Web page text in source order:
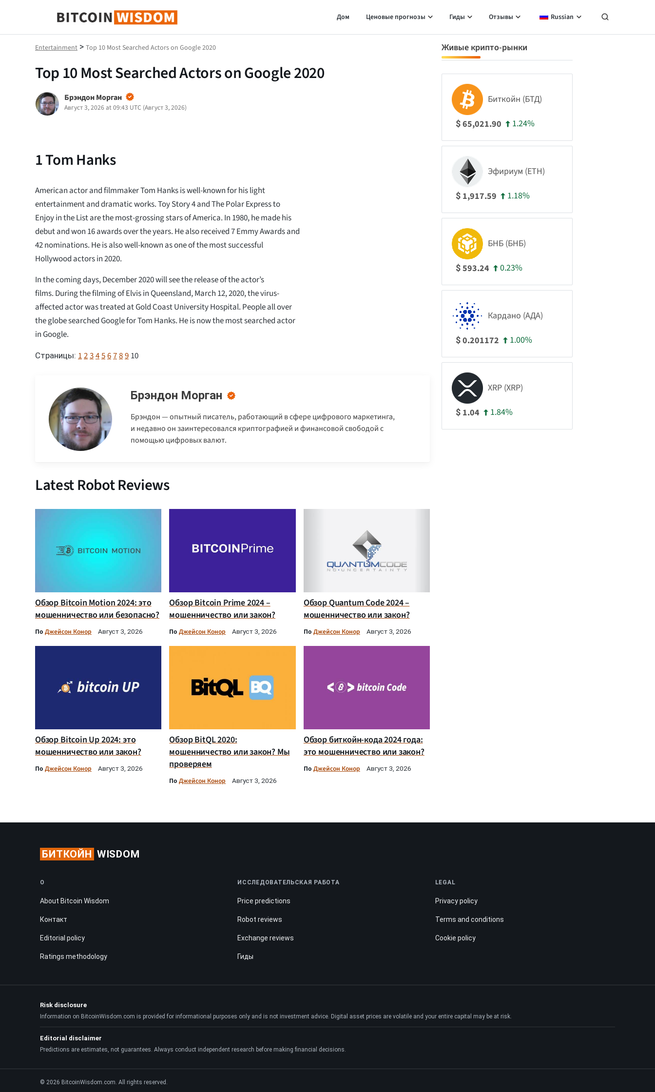
Биткойн Мудрость
Дом Ценовые прогнозы Гиды Отзывы Russian
Entertainment > Top 10 Most Searched Actors on Google 2020
Top 10 Most Searched Actors on Google 2020
Брэндон Морган
Август 3, 2026 at 09:43 UTC (Август 3, 2026)
1Tom Hanks
American actor and filmmaker Tom Hanks is well-known for his light
entertainment and dramatic works. Toy Story 4 and The Polar Express to
Enjoy in the List are the most-grossing stars of America. In 1980, he made his
debut and won 16 awards over the years. He also received 7 Emmy Awards and
42 nominations. He is also well-known as one of the most successful
Hollywood actors in 2020.
In the coming days, December 2020 will see the release of the actor’s
films. During the filming of Elvis in Queensland, March 12, 2020, the virus-
affected actor was treated at Gold Coast University Hospital. People all over
the globe searched Google for Tom Hanks. He is now the most searched actor
in Google.
Страницы: 123456789 10
Брэндон Морган
Брэндон — опытный писатель, работающий в сфере цифрового маркетинга,
и недавно он заинтересовался криптографией и финансовой свободой с
помощью цифровых валют.
Latest Robot Reviews
Обзор Bitcoin Motion 2024: это
мошенничество или безопасно?
По Джейсон Конор Август 3, 2026
Обзор Bitcoin Prime 2024 –
мошенничество или закон?
ПоДжейсон Конор Август 3, 2026
Обзор Quantum Code 2024 –
мошенничество или закон?
По Джейсон Конор Август 3, 2026
Обзор Bitcoin Up 2024: это
мошенничество или закон?
По Джейсон Конор Август 3, 2026
Обзор BitQL 2020:
мошенничество или закон? Мы
проверяем
ПоДжейсон Конор Август 3, 2026
Обзор биткойн-кода 2024 года:
это мошенничество или закон?
По Джейсон Конор Август 3, 2026
Живые крипто-рынки
Биткойн (БТД)
$65,021.90 1.24%
Эфириум (ETH)
$ 1,917.59 1.18%
БНБ (БНБ)
$593.24 0.23%
Кардано (АДА)
$0.201172 1.00%
XRP (XRP)
$ 1.04 1.84%
БИТКОЙН WISDOM
О
About Bitcoin Wisdom
Контакт
Editorial policy
Ratings methodology
ИССЛЕДОВАТЕЛЬСКАЯ РАБОТА
Price predictions
Robot reviews
Exchange reviews
Гиды
LEGAL
Privacy policy
Terms and conditions
Cookie policy
Risk disclosure
Information on BitcoinWisdom.com is provided for informational purposes only and is not investment advice. Digital asset prices are volatile and your entire capital may be at risk.
Editorial disclaimer
Predictions are estimates, not guarantees. Always conduct independent research before making financial decisions.
© 2026 BitcoinWisdom.com. All rights reserved.